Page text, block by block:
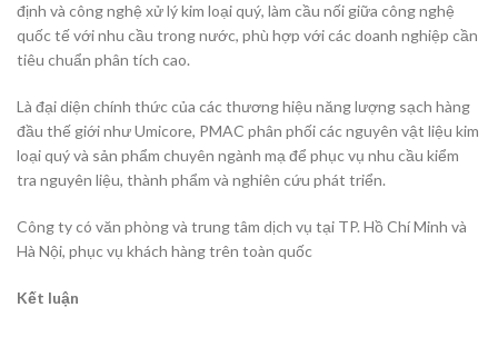
định và công nghệ xử lý kim loại quý, làm cầu nối giữa công nghệ
quốc tế với nhu cầu trong nước, phù hợp với các doanh nghiệp cần
tiêu chuẩn phân tích cao.
Là đại diện chính thức của các thương hiệu năng lượng sạch hàng
đầu thế giới như Umicore, PMAC phân phối các nguyên vật liệu kim
loại quý và sản phẩm chuyên ngành mạ để phục vụ nhu cầu kiểm
tra nguyên liệu, thành phẩm và nghiên cứu phát triển.
Công ty có văn phòng và trung tâm dịch vụ tại TP. Hồ Chí Minh và
Hà Nội, phục vụ khách hàng trên toàn quốc
Kết luận